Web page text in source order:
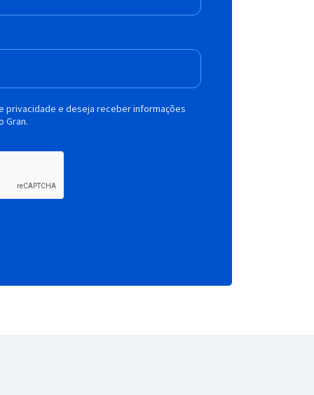
privacidade e deseja receber informações
Gran.